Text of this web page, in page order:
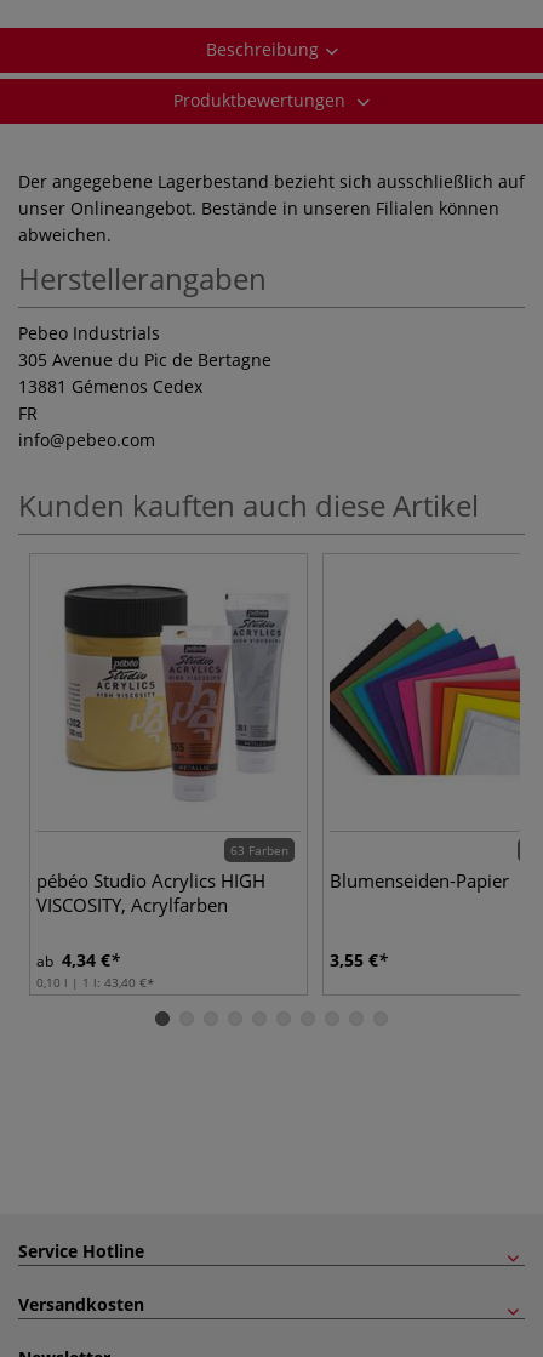
Beschreibung
Produktbewertungen
Der angegebene Lagerbestand bezieht sich ausschließlich auf
unser Onlineangebot. Bestände in unseren Filialen können
abweichen.
Herstellerangaben
Pebeo Industrials
305 Avenue du Pic de Bertagne
13881 Gémenos Cedex
FR
info@pebeo.com
Kunden kauften auch diese Artikel
63 Farben
pébéo Studio Acrylics HIGH
VISCOSITY, Acrylfarben
ab 4,34 €
0,10 l | 1 l: 43,40 €
Blumenseiden-Papier
3,55 €
Service Hotline
Versandkosten